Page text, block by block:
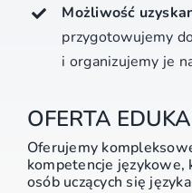
Możliwość
przygotowujemy
i organizujemy je
OFERTA
Oferujemy
kompetencje
osób uczących się